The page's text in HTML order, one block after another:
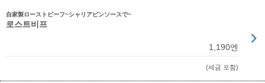
自家製ローストビーフ~シャリアピンソースで~
로스트비프
1,190엔
(세금 포함)